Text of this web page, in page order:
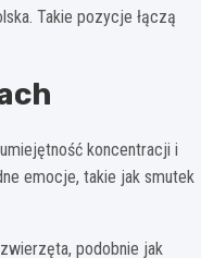
Takie pozycje łączą
koncentracji i
emocje, takie jak smutek
podobnie jak